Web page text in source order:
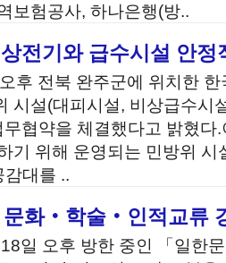
보험공사, 하나은행(방..
전기와 급수시설 안정
후 전북 완주군에 위치한
시설(대피시설, 비상급수시
무협약을 체결했다고 밝혔
기 위해 운영되는 민방위
감대를 ..
문화‧학술‧인적교류
일 오후 방한 중인 「일한